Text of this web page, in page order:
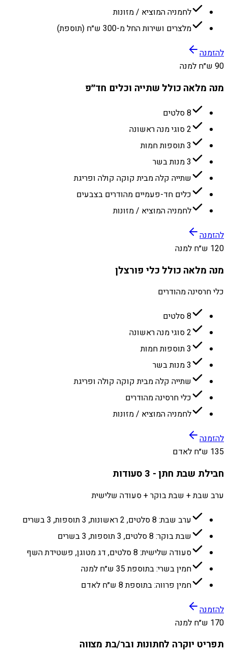
לחמניה המוציא / מזונות
מלצרים ושירות החל מ-300 ש״ח (תוספת)
להזמנה
90 ש״ח למנה
מנה מלאה כולל שתייה וכלים חד״פ
8 סלטים
2 סוגי מנה ראשונה
3 תוספות חמות
3 מנות בשר
שתייה קלה מבית קוקה קולה ופריגת
כלים חד-פעמיים מהודרים בצבעים
לחמניה המוציא / מזונות
להזמנה
120 ש״ח למנה
מנה מלאה כולל כלי פורצלן
כלי חרסינה מהודרים
8 סלטים
2 סוגי מנה ראשונה
3 תוספות חמות
3 מנות בשר
שתייה קלה מבית קוקה קולה ופריגת
כלי חרסינה מהודרים
לחמניה המוציא / מזונות
להזמנה
135 ש״ח לאדם
חבילת שבת חתן - 3 סעודות
ערב שבת + שבת בוקר + סעודה שלישית
ערב שבת: 8 סלטים, 2 ראשונות, 3 תוספות, 3 בשרים
שבת בוקר: 8 סלטים, 3 תוספות, 3 בשרים
סעודה שלישית: 8 סלטים, דג מטוגן, פשטידת השף
חמין בשרי: בתוספת 35 ש״ח למנה
חמין פרווה: בתוספת 8 ש״ח לאדם
להזמנה
170 ש״ח למנה
תפריט יוקרה לחתונות ובר/בת מצווה